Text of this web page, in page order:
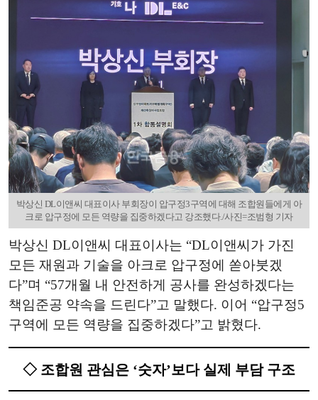
박상신 DL이앤씨 대표이사 부회장이 압구정3구역에 대해 조합원들에게 아
크로 압구정에 모든 역량을 집중하겠다고 강조했다./사진=조범형 기자
박상신 DL이앤씨 대표이사는 “DL이앤씨가 가진
모든 재원과 기술을 아크로 압구정에 쏟아붓겠
다”며 “57개월 내 안전하게 공사를 완성하겠다는
책임준공 약속을 드린다”고 말했다. 이어 “압구정5
구역에 모든 역량을 집중하겠다”고 밝혔다.
◇ 조합원 관심은 ‘숫자’보다 실제 부담 구조